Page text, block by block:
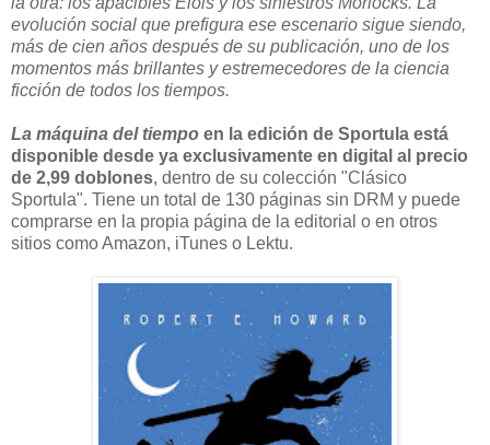
evolución social que prefigura ese escenario sigue siendo,
más de cien años después de su publicación, uno de los
momentos más brillantes y estremecedores de la ciencia
ficción de todos los tiempos.
La máquina del tiempo en la edición de Sportula está
disponible desde ya exclusivamente en digital al precio
de 2,99 doblones, dentro de su colección "Clásico
Sportula". Tiene un total de 130 páginas sin DRM y puede
comprarse en la propia página de la editorial o en otros
sitios como Amazon, iTunes o Lektu.